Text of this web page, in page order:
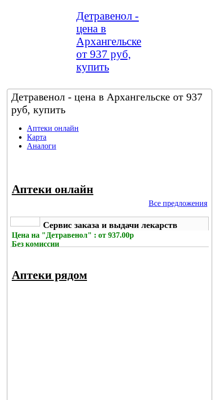
Детравенол -
цена в
Архангельске
от 937 руб,
купить
Детравенол - цена в Архангельске от 937
руб, купить
Аптеки онлайн
Карта
Аналоги
Аптеки онлайн
Все предложения
Сервис заказа и выдачи лекарств
Цена на "Детравенол" : от 937.00р
Без комиссии
Аптеки рядом